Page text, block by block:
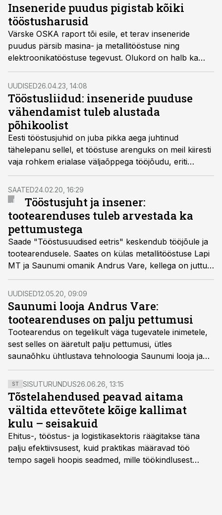
Inseneride puudus pigistab kõiki
tööstusharusid
Värske OSKA raport tõi esile, et terav inseneride
puudus pärsib masina- ja metallitööstuse ning
elektroonikatööstuse tegevust. Olukord on halb ka
teistes sektorites, selgus Tööstusuudiste erinevate
tööstussektori ühenduste küsitlusest.
UUDISED26.04.23, 14:08
Tööstusliidud: inseneride puuduse
vähendamist tuleb alustada
põhikoolist
Eesti tööstusjuhid on juba pikka aega juhtinud
tähelepanu sellel, et tööstuse arenguks on meil kiiresti
vaja rohkem erialase väljaõppega tööjõudu, eriti
insenere. Tööstusuudised uuris tööstuse erialaliitudelt,
millist lahendust nad probleemile näevad.
SAATED24.02.20, 16:29
Tööstusjuht ja insener:
tootearenduses tuleb arvestada ka
pettumustega
Saade "Tööstusuudised eetris" keskendub tööjõule ja
tootearendusele. Saates on külas metallitööstuse Lapi
MT ja Saunumi omanik Andrus Vare, kellega on juttu
nii metallitööstuse hetkeolukorrast, tööjõuturust, aga
ka tootearendusest.
UUDISED12.05.20, 09:09
Saunumi looja Andrus Vare:
tootearenduses on palju pettumusi
Tootearendus on tegelikult väga tugevatele inimetele,
sest selles on ääretult palju pettumusi, ütles
saunaõhku ühtlustava tehnoloogia Saunumi looja ja
soojusenergeetika insener Andrus Vare hiljuti saates
"Tööstusuudised eetris".
ST SISUTURUNDUS26.06.26, 13:15
Tõstelahendused peavad aitama
vältida ettevõtete kõige kallimat
kulu – seisakuid
Ehitus-, tööstus- ja logistikasektoris räägitakse täna
palju efektiivsusest, kuid praktikas määravad töö
tempo sageli hoopis seadmed, mille töökindlusest